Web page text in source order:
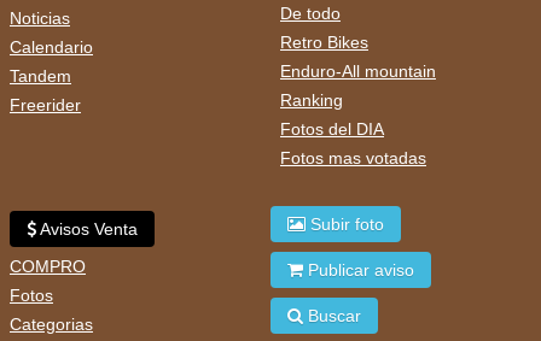
Noticias
Calendario
Tandem
Freerider
De todo
Retro Bikes
Enduro-All mountain
Ranking
Fotos del DIA
Fotos mas votadas
Avisos Venta
COMPRO
Fotos
Categorias
Subir foto
Publicar aviso
Buscar